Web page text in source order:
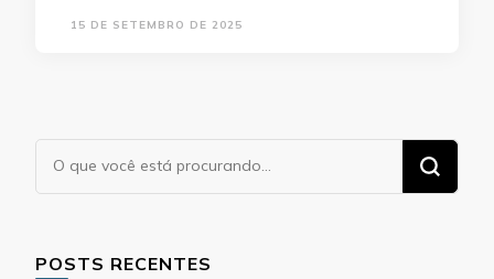
15 DE SETEMBRO DE 2025
Procurando
algo?
POSTS RECENTES